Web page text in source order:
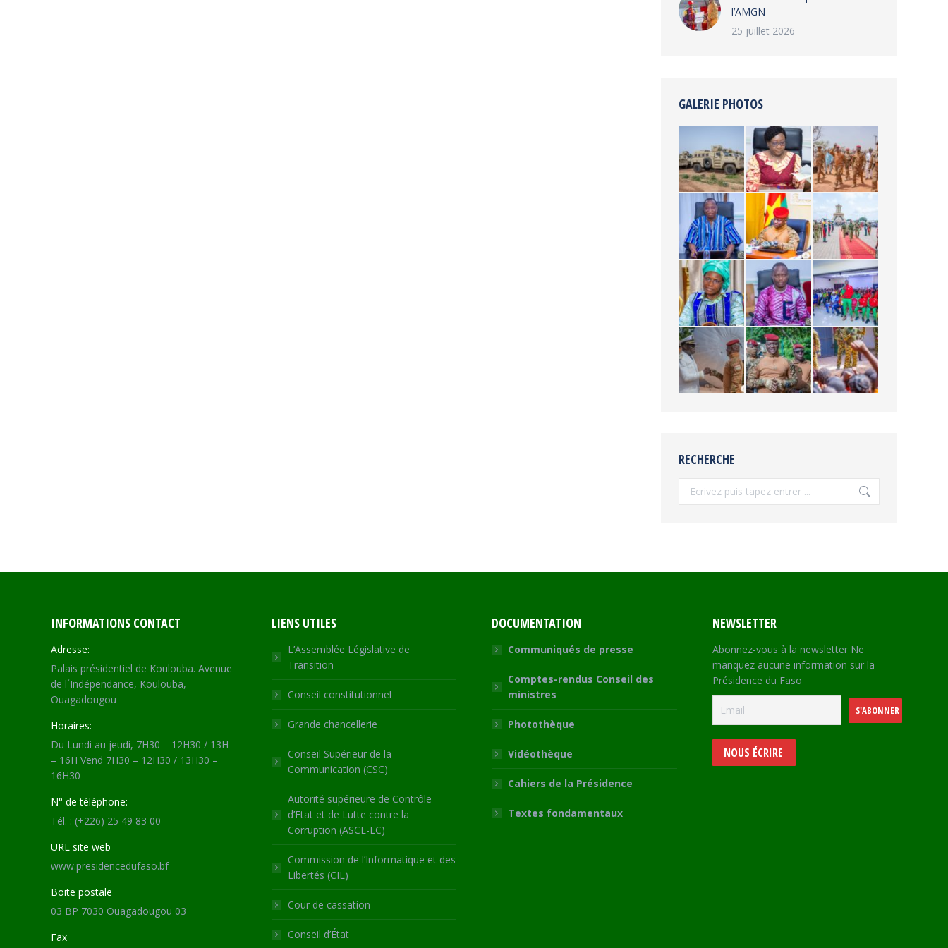
l’AMGN
25 juillet 2026
GALERIE PHOTOS
RECHERCHE
Recherche
INFORMATIONS CONTACT
Adresse:
Palais présidentiel de Koulouba. Avenue
de l´Indépendance, Koulouba,
Ouagadougou
Horaires:
Du Lundi au jeudi, 7H30 – 12H30 / 13H
– 16H Vend 7H30 – 12H30 / 13H30 –
16H30
N° de téléphone:
Tél. : (+226) 25 49 83 00
URL site web
www.presidencedufaso.bf
Boite postale
03 BP 7030 Ouagadougou 03
Fax
LIENS UTILES
L’Assemblée Législative de
Transition
Conseil constitutionnel
Grande chancellerie
Conseil Supérieur de la
Communication (CSC)
Autorité supérieure de Contrôle
d’Etat et de Lutte contre la
Corruption (ASCE-LC)
Commission de l’Informatique et des
Libertés (CIL)
Cour de cassation
Conseil d’État
DOCUMENTATION
Communiqués de presse
Comptes-rendus Conseil des
ministres
Photothèque
Vidéothèque
Cahiers de la Présidence
Textes fondamentaux
NEWSLETTER
Abonnez-vous à la newsletter Ne
manquez aucune information sur la
Présidence du Faso
NOUS ÉCRIRE